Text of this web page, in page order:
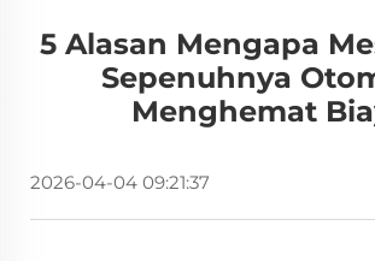
5 Alasan Mengapa
Sepenuhnya
Menghemat
2026-04-04 09:21:37